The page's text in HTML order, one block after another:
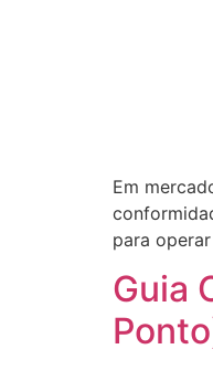
Em
para
Guia